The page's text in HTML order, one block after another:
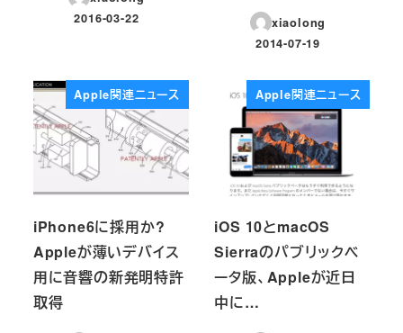
投稿日
2016-03-22
xiaolong
投稿日
2014-07-19
Apple関連ニュース
iPhone6に採用か?
Appleが薄いデバイス
用に音響の新発明特許
取得
Apple関連ニュース
iOS 10とmacOS
Sierraのパブリックベ
ータ版、Appleが近日
中に…